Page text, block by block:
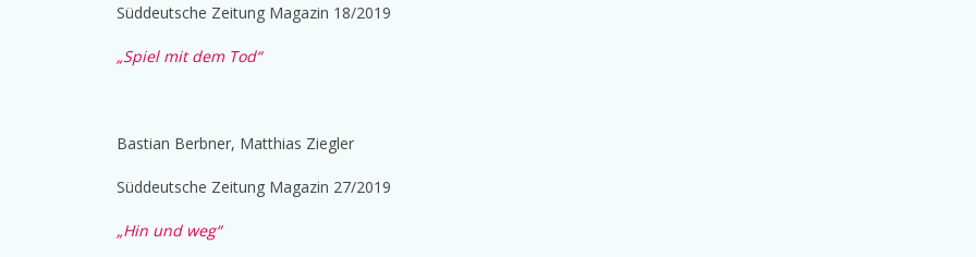
Süddeutsche Zeitung Magazin 18/2019
„Spiel mit dem Tod“
Bastian Berbner, Matthias Ziegler
Süddeutsche Zeitung Magazin 27/2019
„Hin und weg“